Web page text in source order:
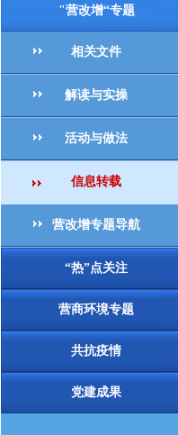
"营改增“专题
相关文件
解读与实操
活动与做法
信息转载
营改增专题导航
“热”点关注
营商环境专题
共抗疫情
党建成果